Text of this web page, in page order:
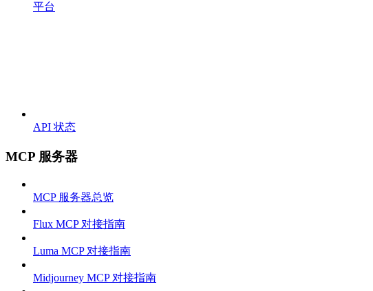
平台
API 状态
MCP 服务器
MCP 服务器总览
Flux MCP 对接指南
Luma MCP 对接指南
Midjourney MCP 对接指南